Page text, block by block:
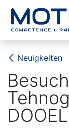
Neuigkeiten